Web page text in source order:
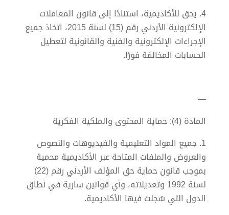
4. يحق للأكاديمية، استنادًا إلى قانون المعاملات
الإلكترونية الأردني رقم (15) لسنة 2015، اتخاذ جميع
الإجراءات الإلكترونية والفنية والقانونية لتعطيل
الحسابات المخالفة فورًا.
—
المادة (4): حماية المحتوى والملكية الفكرية
1. جميع المواد التعليمية والفيديوهات والنصوص
والعروض والملفات المتاحة عبر الأكاديمية محمية
بموجب قانون حماية حق المؤلف الأردني رقم (22)
لسنة 1992 وتعديلاته، وأي قوانين سارية في نطاق
الدول التي سُجلت فيها الأكاديمية.